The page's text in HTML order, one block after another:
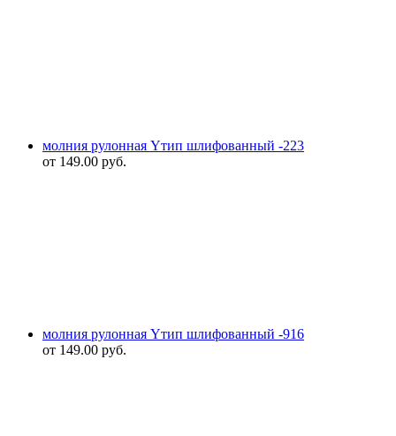
молния рулонная Yтип шлифованный -223
от 149.00 руб.
молния рулонная Yтип шлифованный -916
от 149.00 руб.